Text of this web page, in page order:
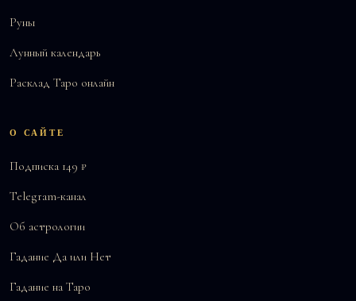
Руны
Лунный календарь
Расклад Таро онлайн
О САЙТЕ
Подписка 149 ₽
Telegram-канал
Об астрологии
Гадание Да или Нет
Гадание на Таро